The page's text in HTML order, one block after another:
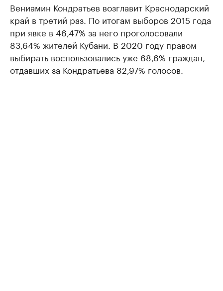
Вениамин Кондратьев возглавит Краснодарский
край в третий раз. По итогам выборов 2015 года
при явке в 46,47% за него проголосовали
83,64% жителей Кубани. В 2020 году правом
выбирать воспользовались уже 68,6% граждан,
отдавших за Кондратьева 82,97% голосов.